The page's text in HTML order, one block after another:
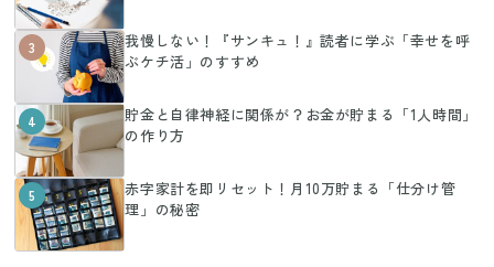
3
我慢しない！『サンキュ！』読者に学ぶ「幸せを呼
ぶケチ活」のすすめ
4
貯金と自律神経に関係が？お金が貯まる「1人時間」
の作り方
5
赤字家計を即リセット！月10万貯まる「仕分け管
理」の秘密